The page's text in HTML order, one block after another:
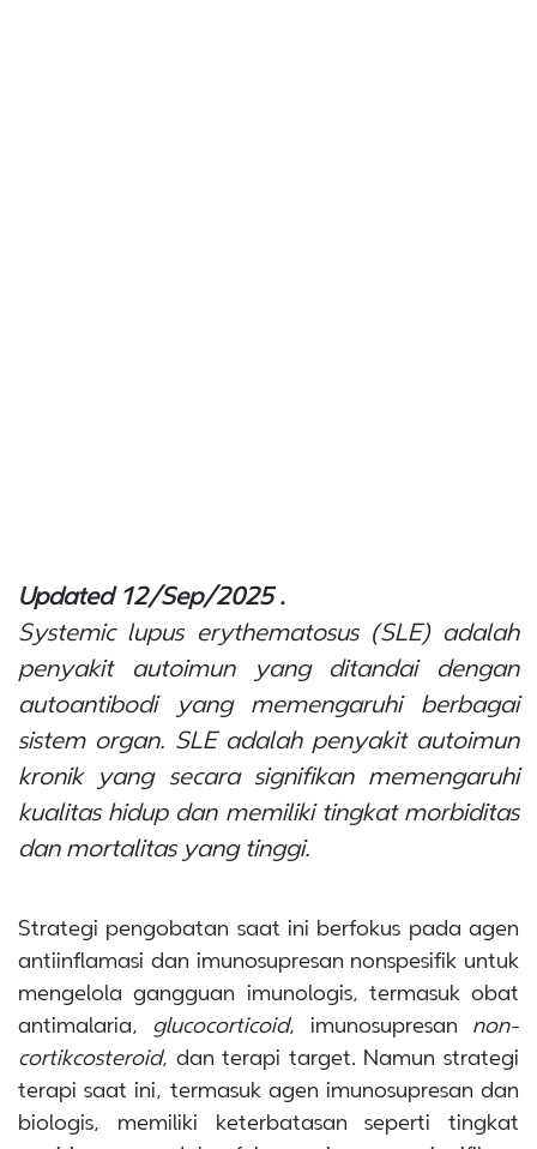
Updated 12/Sep/2025 .
Systemic lupus erythematosus(SLE) adalah
penyakit autoimun yang ditandai dengan
autoantibodi yang memengaruhi berbagai
sistem organ. SLE adalah penyakit autoimun
kronik yang secara signifikan memengaruhi
kualitas hidup dan memiliki tingkat morbiditas
dan mortalitas yang tinggi.
Strategi pengobatan saat ini berfokus pada agen
antiinflamasi dan imunosupresan nonspesifik untuk
mengelola gangguan imunologis, termasuk obat
antimalaria, glucocorticoid, imunosupresan non-
cortikcosteroid, dan terapi target. Namun strategi
terapi saat ini, termasuk agen imunosupresan dan
biologis, memiliki keterbatasan seperti tingkat